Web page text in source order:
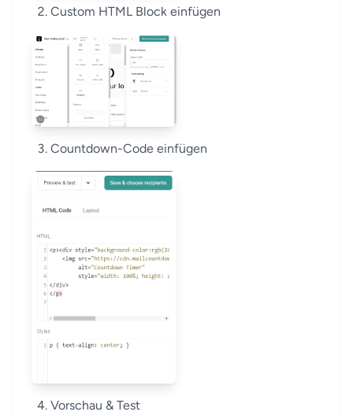
Custom HTML Block einfügen
Countdown-Code einfügen
Vorschau & Test